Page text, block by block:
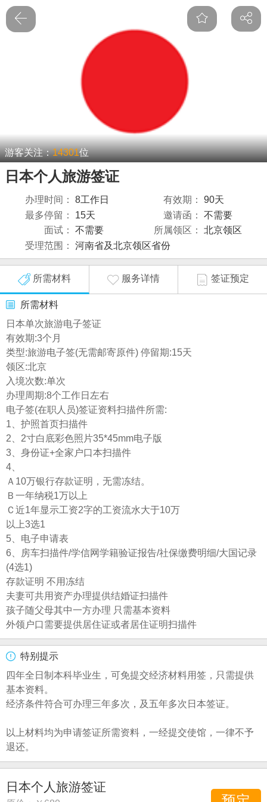
游客关注：14301位
日本个人旅游签证
办理时间： 8工作日 有效期：
90天
最多停留：
15天 邀请函：
不需要
面试：
不需要 所属领区：
北京领区
受理范围：
河南省及北京领区省份
所需材料 服务详情 签证预定
所需材料
日本单次旅游电子签证
有效期:3个月
类型:旅游电子签(无需邮寄原件) 停留期:15天
领区:北京
入境次数:单次
办理周期:8个工作日左右
电子签(在职人员)签证资料扫描件所需:
1、护照首页扫描件
2、2寸白底彩色照片35*45mm电子版
3、身份证+全家户口本扫描件
4、
Ａ10万银行存款证明，无需冻结。
Ｂ一年纳税1万以上
Ｃ近1年显示工资2字的工资流水大于10万
以上3选1
5、电子申请表
6、房车扫描件/学信网学籍验证报告/社保缴费明细/大国记录
(4选1)
存款证明 不用冻结
夫妻可共用资产办理提供结婚证扫描件
孩子随父母其中一方办理 只需基本资料
外领户口需要提供居住证或者居住证明扫描件
特别提示
四年全日制本科毕业生，可免提交经济材料用签，只需提供
基本资料。
经济条件符合可办理三年多次，及五年多次日本签证。
以上材料均为申请签证所需资料，一经提交使馆，一律不予
退还。
日本个人旅游签证